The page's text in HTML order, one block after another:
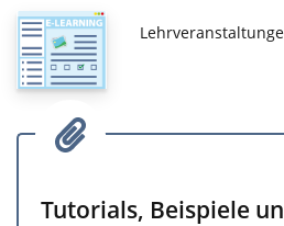
Tutorials, Beispiele